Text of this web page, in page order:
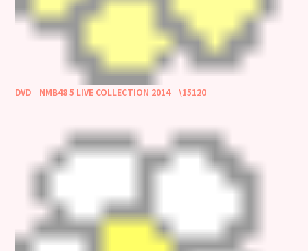
DVD NMB48 5 LIVE COLLECTION 2014 \15120